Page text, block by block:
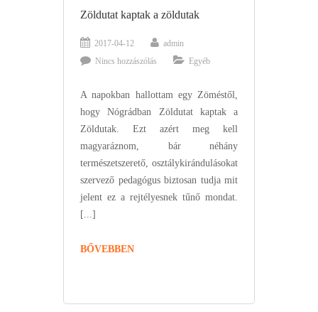
Zöldutat kaptak a zöldutak
2017-04-12
admin
Nincs hozzászólás
Egyéb
A napokban hallottam egy Zöméstől,
hogy Nógrádban Zöldutat kaptak a
Zöldutak. Ezt azért meg kell
magyaráznom, bár néhány
természetszerető, osztálykirándulásokat
szervező pedagógus biztosan tudja mit
jelent ez a rejtélyesnek tűnő mondat.
[...]
BŐVEBBEN